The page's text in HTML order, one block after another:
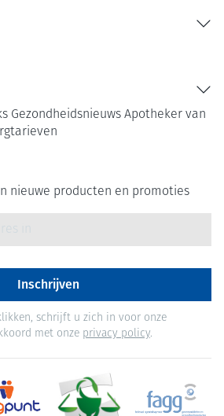
Gezondheidsnieuws Apotheker van
nieuwe producten en promoties
Inschrijven
schrijft u zich in voor onze
met onze privacy policy.